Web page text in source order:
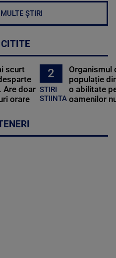
ȘTIRI
scurt
Are doar
orare
2
STIRI
STIINTA
Organismul
populație
o abilitate
oamenilor